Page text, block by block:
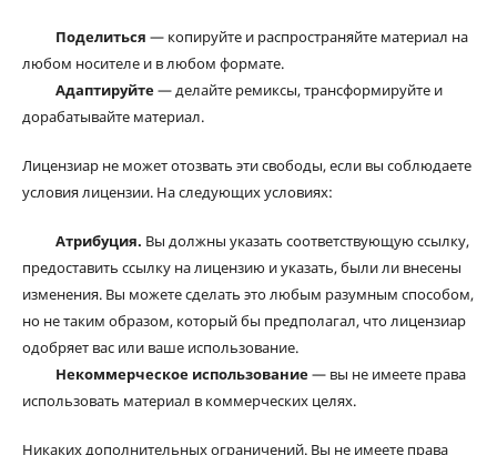
Поделиться — копируйте и распространяйте материал на
любом носителе и в любом формате.
Адаптируйте— делайте ремиксы, трансформируйте и
дорабатывайте материал.
Лицензиар не может отозвать эти свободы, если вы соблюдаете
условия лицензии. На следующих условиях:
Атрибуция. Вы должны указать соответствующую ссылку,
предоставить ссылку на лицензию и указать, были ли внесены
изменения. Вы можете сделать это любым разумным способом,
но не таким образом, который бы предполагал, что лицензиар
одобряет вас или ваше использование.
Некоммерческое использование— вы не имеете права
использовать материал в коммерческих целях.
Никаких дополнительных ограничений. Вы не имеете права